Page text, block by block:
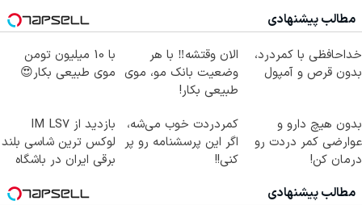
مطالب پیشنهادی
خداحافظی با کمردرد،
بدون قرص و آمپول
الان وقتشه‼️ با هر
وضعیت بانک مو، موی
طبیعی بکار!
با 10 میلیون تومن
موی طبیعی بکار😍
بدون هیچ دارو و
عوارضی کمر دردت رو
درمان کن!
کمردردت خوب می‌شه،
اگر این پرسشنامه رو پر
کنی!!
بازدید از IM LS7
لوکس ترین شاسی بلند
برقی ایران در باشگاه
مطالب پیشنهادی